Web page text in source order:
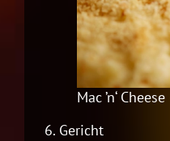
Mac ’n‘
6. Gericht